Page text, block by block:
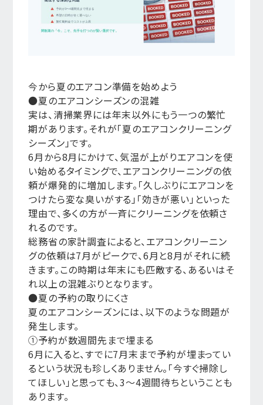
今から夏のエアコン準備を始めよう
●夏のエアコンシーズンの混雑
実は、清掃業界には年末以外にもう一つの繁忙
期があります。それが「夏のエアコンクリーニング
シーズン」です。
6月から8月にかけて、気温が上がりエアコンを使
い始めるタイミングで、エアコンクリーニングの依
頼が爆発的に増加します。「久しぶりにエアコンを
つけたら変な臭いがする」「効きが悪い」といった
理由で、多くの方が一斉にクリーニングを依頼さ
れるのです。
総務省の家計調査によると、エアコンクリーニン
グの依頼は7月がピークで、6月と8月がそれに続
きます。この時期は年末にも匹敵する、あるいはそ
れ以上の混雑ぶりとなります。
●夏の予約の取りにくさ
夏のエアコンシーズンには、以下のような問題が
発生します。
①予約が数週間先まで埋まる
6月に入ると、すでに7月末まで予約が埋まってい
るという状況も珍しくありません。「今すぐ掃除し
てほしい」と思っても、3〜4週間待ちということも
あります。